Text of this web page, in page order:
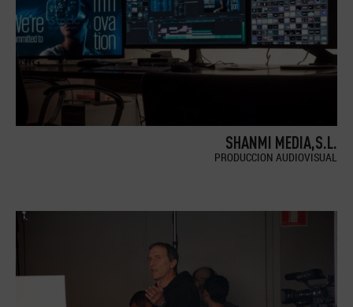
SHANMI MEDIA,S.L.
PRODUCCION AUDIOVISUAL